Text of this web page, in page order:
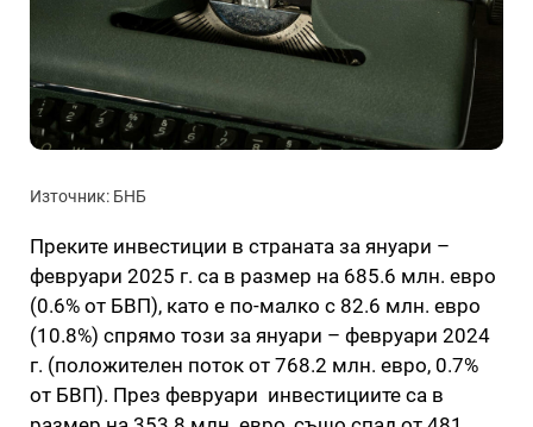
Източник: БНБ
Преките инвестиции в страната за януари –
февруари 2025 г. са в размер на 685.6 млн. евро
(0.6% от БВП), като е по-малко с 82.6 млн. евро
(10.8%) спрямо този за януари – февруари 2024
г. (положителен поток от 768.2 млн. евро, 0.7%
от БВП). През февруари инвестициите са в